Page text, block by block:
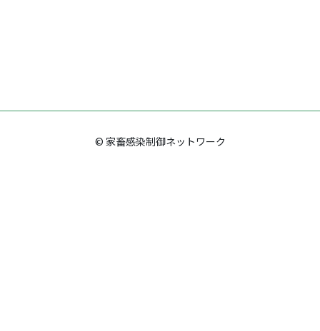
© 家畜感染制御ネットワーク